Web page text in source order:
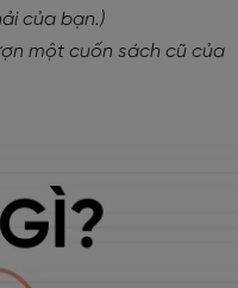
của bạn.)
một cuốn sách cũ của